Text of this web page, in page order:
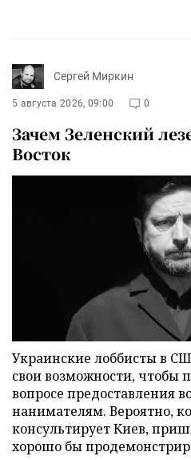
Сергей Миркин
5 августа 2026, 09:00 0
Зачем Зеленский
Восток
Украинские лоббисты в
свои возможности, чтобы
вопросе предоставления
нанимателям. Вероятно,
консультирует Киев,
хорошо бы